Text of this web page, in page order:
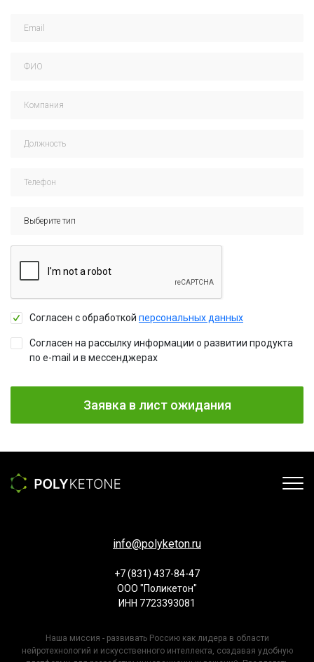
Согласен с обработкой персональных данных
Согласен на рассылку информации о развитии продукта
по e-mail и в мессенджерах
Заявка в лист ожидания
info@polyketon.ru
+7 (831) 437-84-47
ООО "Поликетон"
ИНН 7723393081
Наша миссия - развивать Россию как лидера в области
нейротехнологий и искусственного интеллекта, создавая удобную